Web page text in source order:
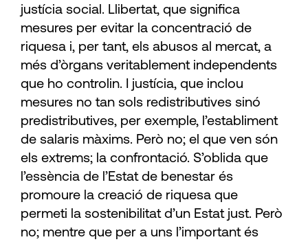
justícia social. Llibertat, que significa
mesures per evitar la concentració de
riquesa i, per tant, els abusos al mercat, a
més d’òrgans veritablement independents
que ho controlin. I justícia, que inclou
mesures no tan sols redistributives sinó
predistributives, per exemple, l’establiment
de salaris màxims. Però no; el que ven són
els extrems; la confrontació. S’oblida que
l’essència de l’Estat de benestar és
promoure la creació de riquesa que
permeti la sostenibilitat d’un Estat just. ­Però
no; mentre que per a uns l’important és